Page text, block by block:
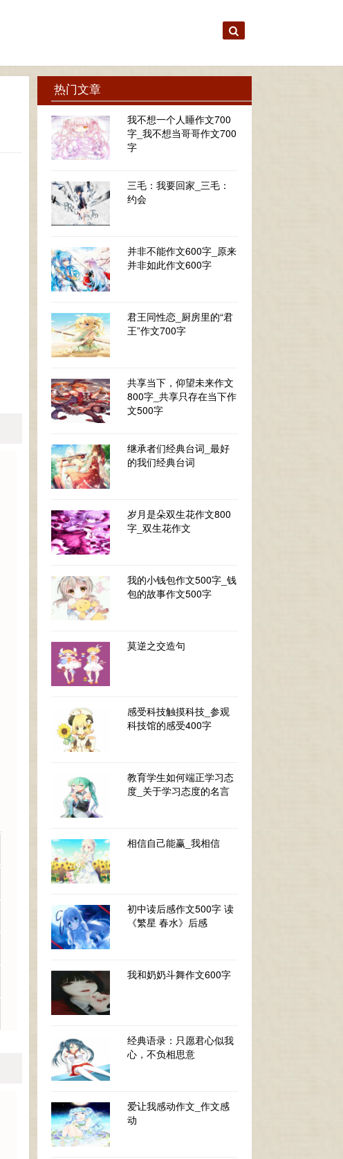
热门文章
我不想一个人睡作文700
字_我不想当哥哥作文700
字
三毛：我要回家_三毛：
约会
并非不能作文600字_原来
并非如此作文600字
君王同性恋_厨房里的“君
王”作文700字
共享当下，仰望未来作文
800字_共享只存在当下作
文500字
继承者们经典台词_最好
的我们经典台词
岁月是朵双生花作文800
字_双生花作文
我的小钱包作文500字_钱
包的故事作文500字
莫逆之交造句
感受科技触摸科技_参观
科技馆的感受400字
教育学生如何端正学习态
度_关于学习态度的名言
相信自己能赢_我相信
初中读后感作文500字 读
《繁星 春水》后感
我和奶奶斗舞作文600字
经典语录：只愿君心似我
心，不负相思意
爱让我感动作文_作文感
动